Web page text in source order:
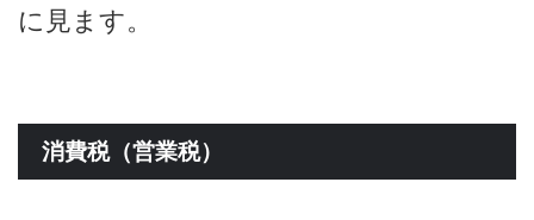
に見ます。
消費税（営業税）